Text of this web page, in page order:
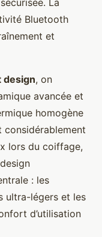
Bluetooth
et
design, on
avancée et
homogène
considérablement
lors du coiffage,
: les
ultra-légers et les
d’utilisation